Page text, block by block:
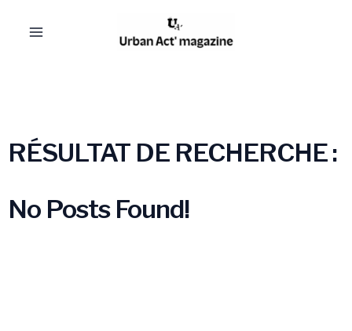
RÉSULTAT DE RECHERCHE :
No Posts Found!